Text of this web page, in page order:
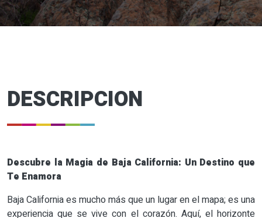
DESCRIPCION
Descubre la Magia de Baja California: Un Destino que
Te Enamora
Baja California es mucho más que un lugar en el mapa; es una
experiencia que se vive con el corazón. Aquí, el horizonte